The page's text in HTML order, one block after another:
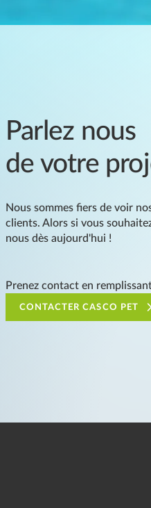
Parlez nous
de votre
Nous sommes fiers de voir
clients. Alors si vous
nous dès aujourd'hui !
Prenez contact en
CONTACTER CASCO PET